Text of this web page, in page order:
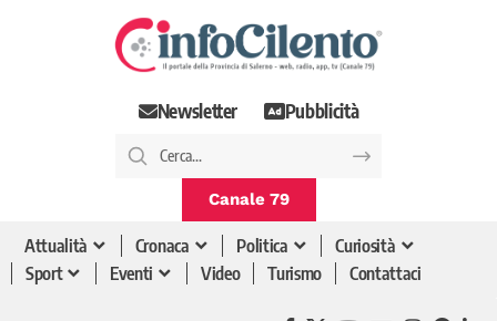
Newsletter Pubblicità
Canale 79
Attualità Cronaca Politica
Curiosità
Sport
Eventi Video Turismo Contattaci